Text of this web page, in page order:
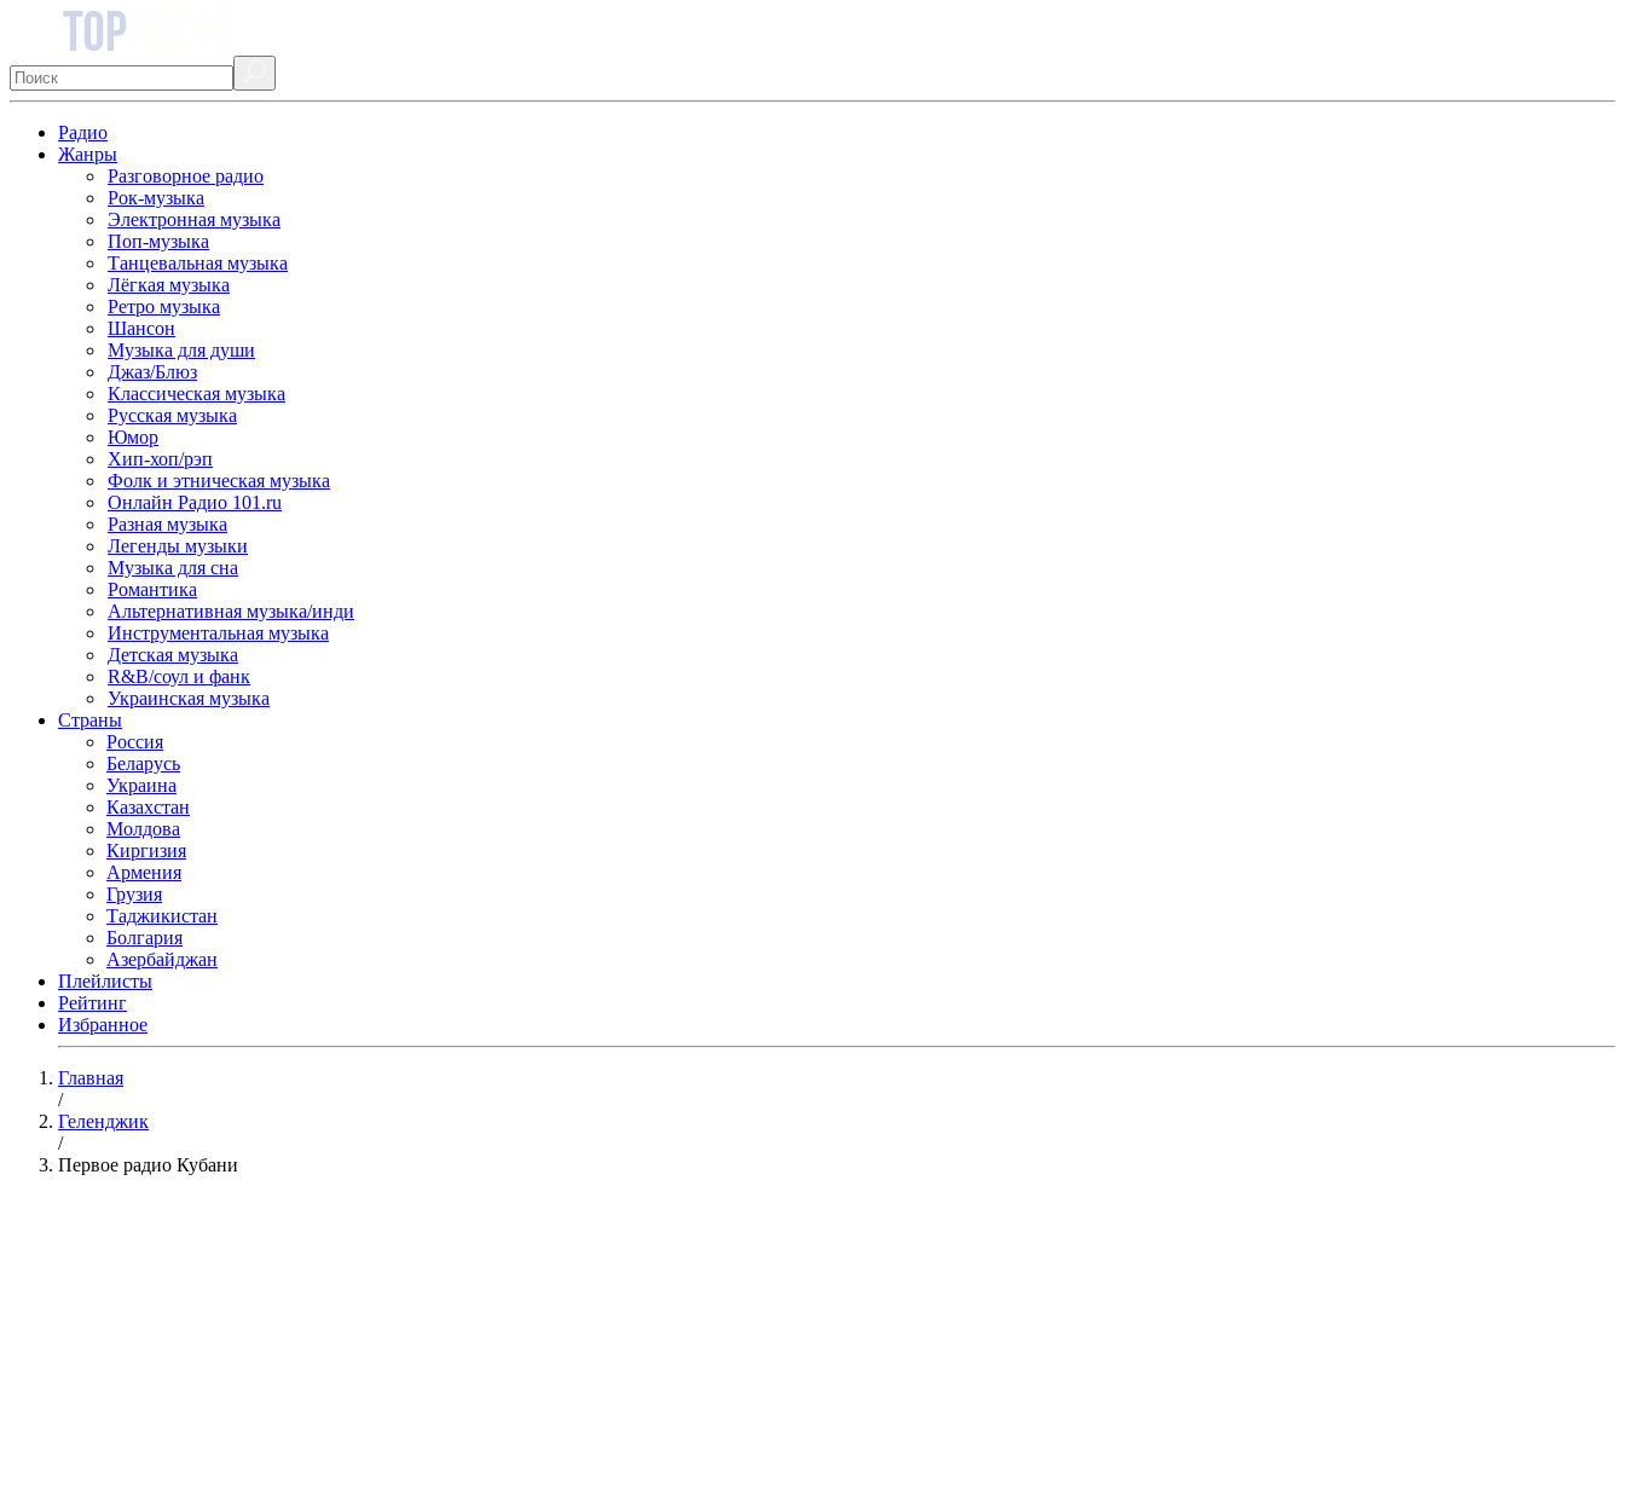
Радио
Жанры
Разговорное радио
Рок-музыка
Электронная музыка
Поп-музыка
Танцевальная музыка
Лёгкая музыка
Ретро музыка
Шансон
Музыка для души
Джаз/Блюз
Классическая музыка
Русская музыка
Юмор
Хип-хоп/рэп
Фолк и этническая музыка
Онлайн Радио 101.ru
Разная музыка
Легенды музыки
Музыка для сна
Романтика
Альтернативная музыка/инди
Инструментальная музыка
Детская музыка
R&B/cоул и фанк
Украинская музыка
Страны
Россия
Беларусь
Украина
Казахстан
Молдова
Киргизия
Армения
Грузия
Таджикистан
Болгария
Азербайджан
Плейлисты
Рейтинг
Избранное
Главная
/
Геленджик
/
Первое радио Кубани